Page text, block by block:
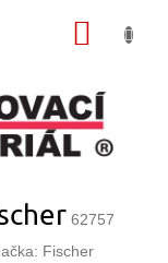
62757
Fischer